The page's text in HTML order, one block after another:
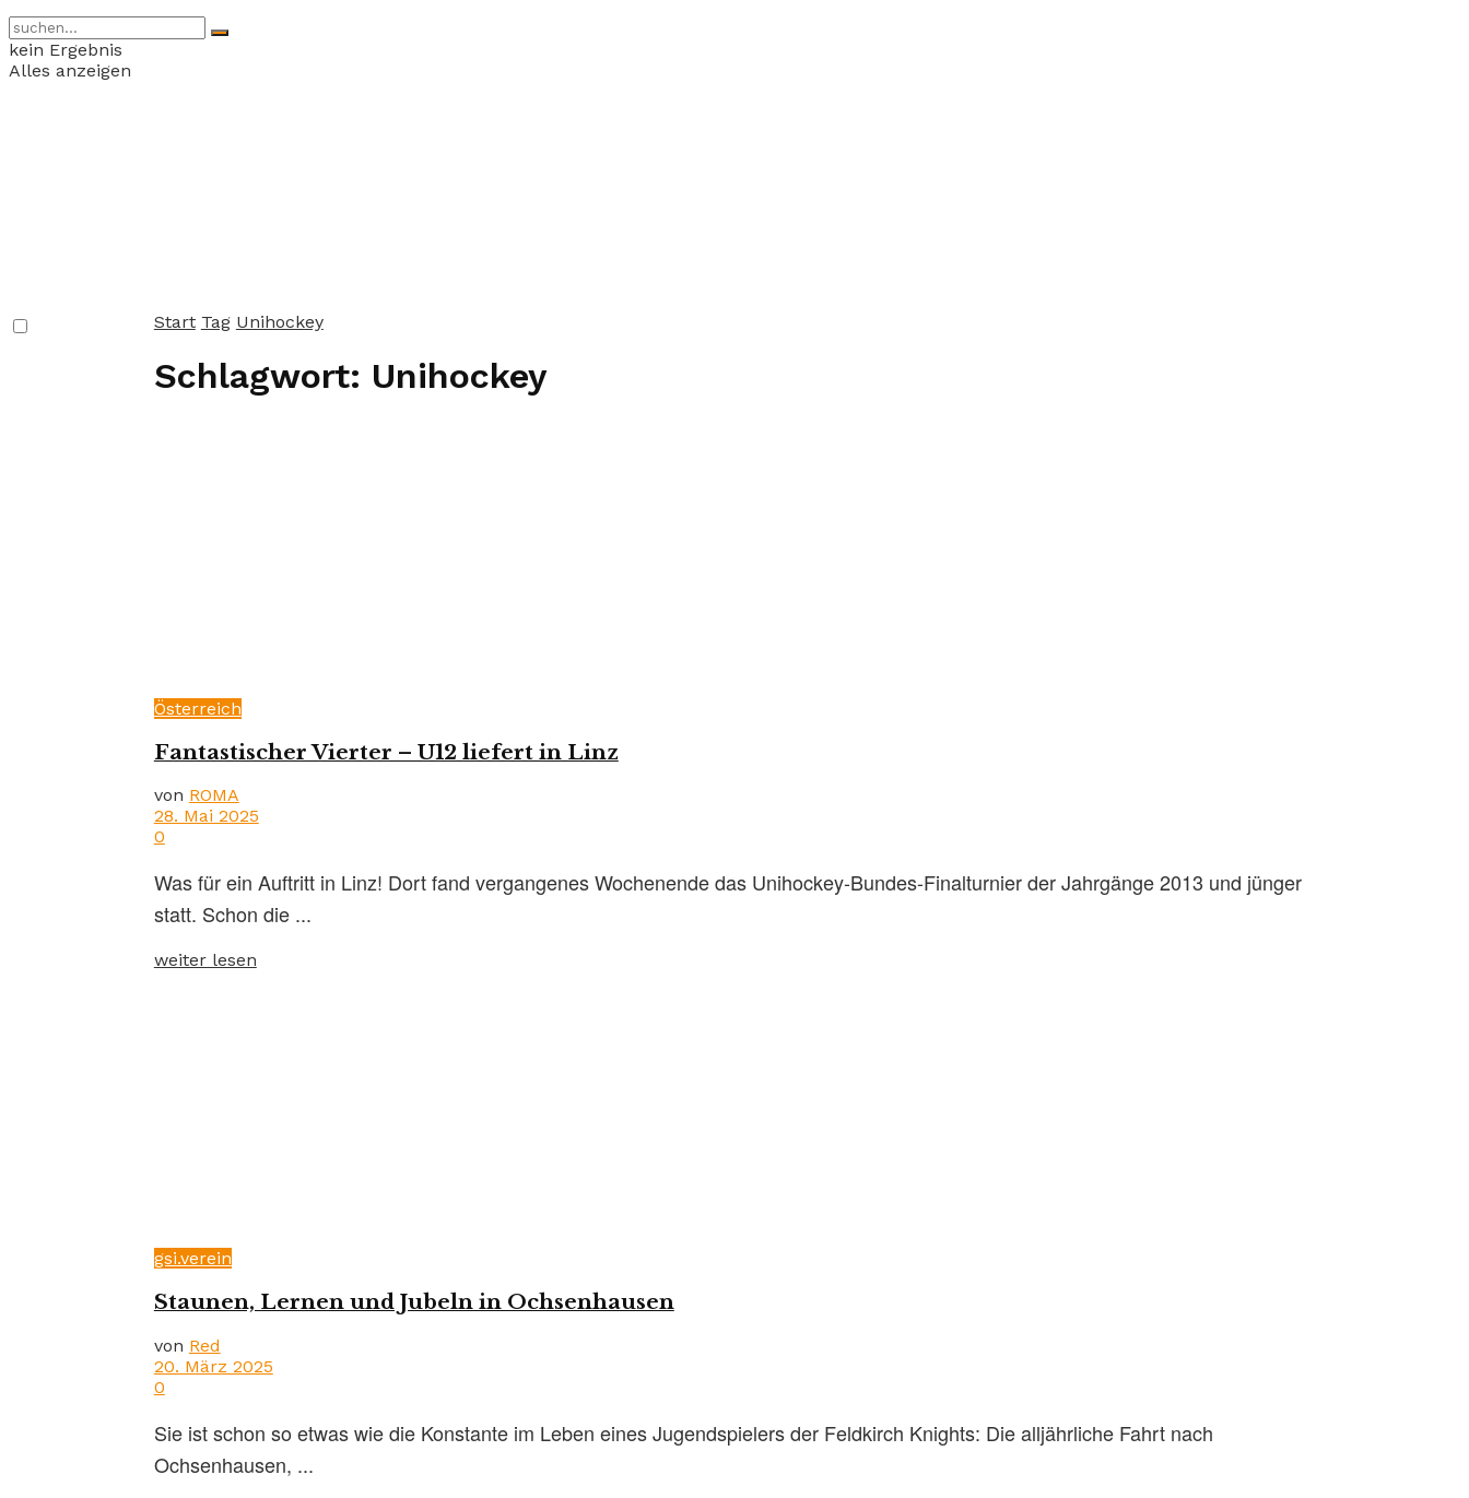
kein Ergebnis
Alles anzeigen
Start Tag Unihockey
Schlagwort: Unihockey
Österreich
Fantastischer Vierter – U12 liefert in Linz
von ROMA
28. Mai 2025
0
Was für ein Auftritt in Linz! Dort fand vergangenes Wochenende das Unihockey-Bundes-Finalturnier der Jahrgänge 2013 und jünger
statt. Schon die ...
weiter lesen
gsi.verein
Staunen, Lernen und Jubeln in Ochsenhausen
von Red
20. März 2025
0
Sie ist schon so etwas wie die Konstante im Leben eines Jugendspielers der Feldkirch Knights: Die alljährliche Fahrt nach
Ochsenhausen, ...